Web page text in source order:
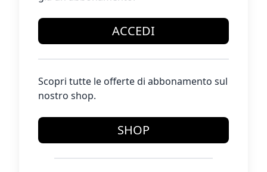
ACCEDI
Scopri tutte le offerte di abbonamento sul
nostro shop.
SHOP